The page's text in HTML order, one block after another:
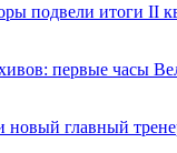
подвели итоги II
первые часы
новый главный